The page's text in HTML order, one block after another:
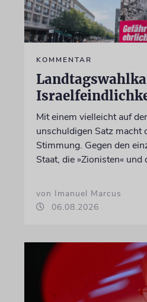
KOMMENTAR
Mit einem vielleicht auf
unschuldigen Satz macht
Stimmung. Gegen den
Staat, die »Zionisten« und
von Imanuel Marcus
06.08.2026